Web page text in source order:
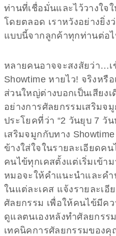
ท่านที่เชื่อมั่นและไว้วางใจ
โดยตลอด เราหวังอย่างยิ่
แบบนี้จากลูกค้าทุกท่านต่อไ
หลายคนอาจจะสงสัยว่า…
Showtime หายไว! จริงหรื
ส่วนใหญ่ต่างบอกเป็นเสียงเ
อย่างการศัลยกรรมเสริมจ
ประโยคที่ว่า “2 วันยุบ 7 วั
เสริมจมูกกับทาง
ข้างใส่ใจในรายละเอียดค
คนไข้ทุกเคสตั้งแต่เริ่มเข้า
หมอจะให้คำแนะนำและค
ในแต่ละเคส แจ้งรายละเ
ศัลยกรรม เพื่อให้คนไข้มีค
ดูแลตนเองหลังทำศัลยกรร
เทคนิคการศัลยกรรมของ